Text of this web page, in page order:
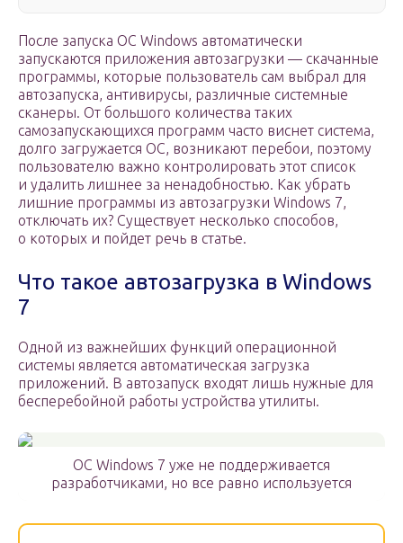
После запуска ОС Windows автоматически
запускаются приложения автозагрузки — скачанные
программы, которые пользователь сам выбрал для
автозапуска, антивирусы, различные системные
сканеры. От большого количества таких
самозапускающихся программ часто виснет система,
долго загружается ОС, возникают перебои, поэтому
пользователю важно контролировать этот список
и удалить лишнее за ненадобностью. Как убрать
лишние программы из автозагрузки Windows 7,
отключать их? Существует несколько способов,
о которых и пойдет речь в статье.
Что такое автозагрузка в Windows
7
Одной из важнейших функций операционной
системы является автоматическая загрузка
приложений. В автозапуск входят лишь нужные для
бесперебойной работы устройства утилиты.
ОС Windows 7 уже не поддерживается
разработчиками, но все равно используется